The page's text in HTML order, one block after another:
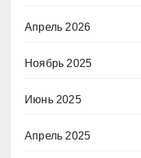
Апрель 2026
Ноябрь 2025
Июнь 2025
Апрель 2025